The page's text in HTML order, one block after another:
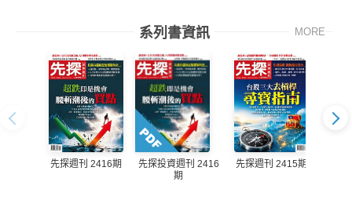
系列書資訊 MORE
先探週刊 2416期
先探投資週刊 2416
期
先探週刊 2415期